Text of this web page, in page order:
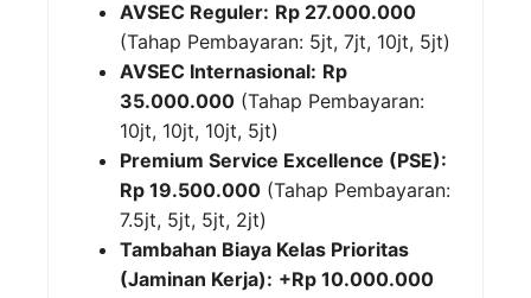
AVSEC Reguler: Rp 27.000.000
(Tahap Pembayaran: 5jt, 7jt, 10jt, 5jt)
AVSEC Internasional: Rp
35.000.000 (Tahap Pembayaran:
10jt, 10jt, 10jt, 5jt)
Premium Service Excellence (PSE):
Rp 19.500.000 (Tahap Pembayaran:
7.5jt, 5jt, 5jt, 2jt)
Tambahan Biaya Kelas Prioritas
(Jaminan Kerja): +Rp 10.000.000